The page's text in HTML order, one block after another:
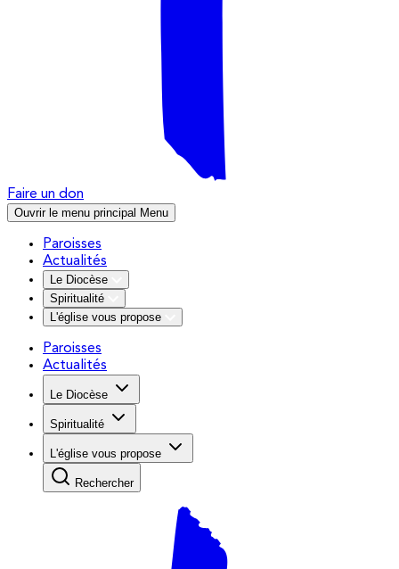
Faire un don
Ouvrir le menu principal Menu
Paroisses
Actualités
Le Diocèse
Spiritualité
L'église vous propose
Paroisses
Actualités
Le Diocèse
Spiritualité
L'église vous propose
Rechercher